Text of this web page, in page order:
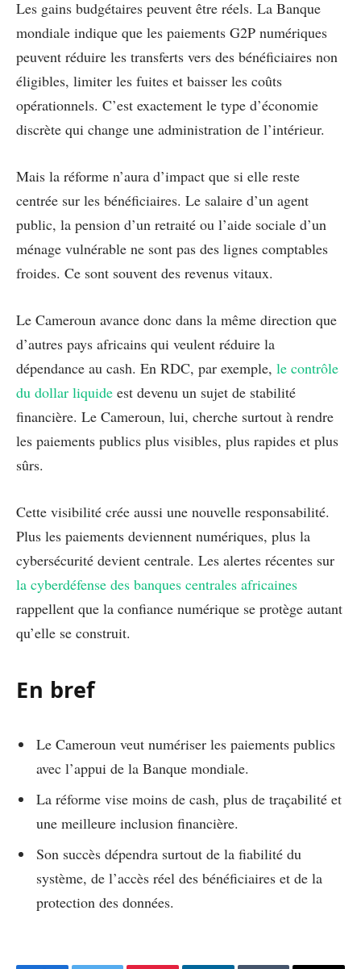
Les gains budgétaires peuvent être réels. La Banque
mondiale indique que les paiements G2P numériques
peuvent réduire les transferts vers des bénéficiaires non
éligibles, limiter les fuites et baisser les coûts
opérationnels. C’est exactement le type d’économie
discrète qui change une administration de l’intérieur.
Mais la réforme n’aura d’impact que si elle reste
centrée sur les bénéficiaires. Le salaire d’un agent
public, la pension d’un retraité ou l’aide sociale d’un
ménage vulnérable ne sont pas des lignes comptables
froides. Ce sont souvent des revenus vitaux.
Le Cameroun avance donc dans la même direction que
d’autres pays africains qui veulent réduire la
dépendance au cash. En RDC, par exemple, le contrôle
du dollar liquide est devenu un sujet de stabilité
financière. Le Cameroun, lui, cherche surtout à rendre
les paiements publics plus visibles, plus rapides et plus
sûrs.
Cette visibilité crée aussi une nouvelle responsabilité.
Plus les paiements deviennent numériques, plus la
cybersécurité devient centrale. Les alertes récentes sur
la cyberdéfense des banques centrales africaines
rappellent que la confiance numérique se protège autant
qu’elle se construit.
En bref
Le Cameroun veut numériser les paiements publics
avec l’appui de la Banque mondiale.
La réforme vise moins de cash, plus de traçabilité et
une meilleure inclusion financière.
Son succès dépendra surtout de la fiabilité du
système, de l’accès réel des bénéficiaires et de la
protection des données.